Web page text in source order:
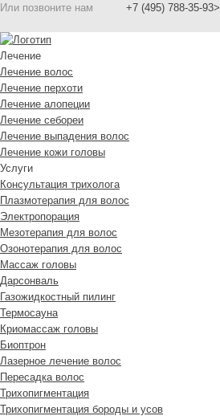
Или позвоните нам +7 (495) 788-35-93>
Лечение
Лечение волос
Лечение перхоти
Лечение алопеции
Лечение себореи
Лечение выпадения волос
Лечение кожи головы
Услуги
Консультация трихолога
Плазмотерапия для волос
Электропорация
Мезотерапия для волос
Озонотерапия для волос
Массаж головы
Дарсонваль
Газожидкостный пилинг
Термосауна
Криомассаж головы
Биоптрон
Лазерное лечение волос
Пересадка волос
Трихопигментация
Трихопигментация бороды и усов